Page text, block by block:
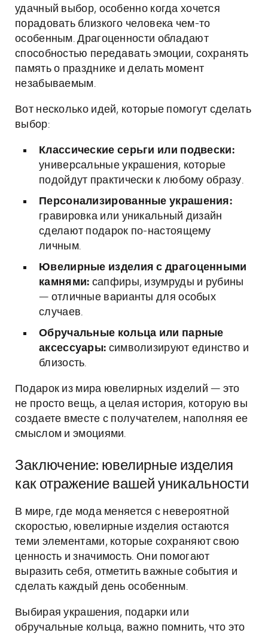
удачный выбор, особенно когда хочется
порадовать близкого человека чем-то
особенным. Драгоценности обладают
способностью передавать эмоции, сохранять
память о празднике и делать момент
незабываемым.
Вот несколько идей, которые помогут сделать
выбор:
Классические серьги или подвески:
универсальные украшения, которые
подойдут практически к любому образу.
Персонализированные украшения:
гравировка или уникальный дизайн
сделают подарок по-настоящему
личным.
Ювелирные изделия с драгоценными
камнями: сапфиры, изумруды и рубины
— отличные варианты для особых
случаев.
Обручальные кольца или парные
аксессуары: символизируют единство и
близость.
Подарок из мира ювелирных изделий — это
не просто вещь, а целая история, которую вы
создаете вместе с получателем, наполняя ее
смыслом и эмоциями.
Заключение: ювелирные изделия
как отражение вашей уникальности
В мире, где мода меняется с невероятной
скоростью, ювелирные изделия остаются
теми элементами, которые сохраняют свою
ценность и значимость. Они помогают
выразить себя, отметить важные события и
сделать каждый день особенным.
Выбирая украшения, подарки или
обручальные кольца, важно помнить, что это